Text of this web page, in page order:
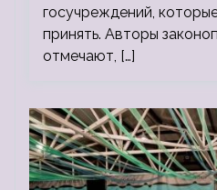
госучреждений,
принять. Авторы
отмечают, […]